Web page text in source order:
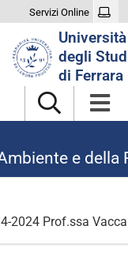
Servizi Online
Università
degli
di Ferrara
e della
2024 Prof.ssa